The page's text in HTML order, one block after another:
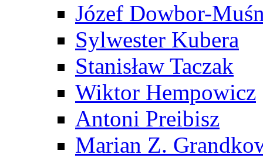
Józef Dowbor-
Sylwester Kubera
Stanisław Taczak
Wiktor Hempowicz
Antoni Preibisz
Marian Z.